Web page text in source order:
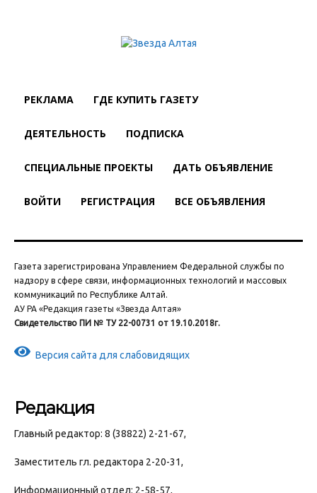
РЕКЛАМА ГДЕ КУПИТЬ ГАЗЕТУ
ДЕЯТЕЛЬНОСТЬ ПОДПИСКА
СПЕЦИАЛЬНЫЕ ПРОЕКТЫ ДАТЬ ОБЪЯВЛЕНИЕ
ВОЙТИ РЕГИСТРАЦИЯ ВСЕ ОБЪЯВЛЕНИЯ
Газета зарегистрирована Управлением Федеральной службы по
надзору в сфере связи, информационных технологий и массовых
коммуникаций по Республике Алтай.
АУ РА «Редакция газеты «Звезда Алтая»
Свидетельство ПИ № ТУ 22-00731 от 19.10.2018г.
Версия сайта для слабовидящих
Редакция
Главный редактор: 8 (38822) 2-21-67,
Заместитель гл. редактора 2-20-31,
Информационный отдел: 2-58-57,